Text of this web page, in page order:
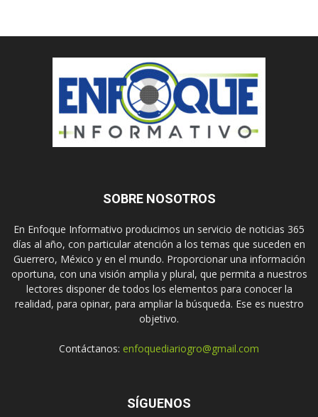
SOBRE NOSOTROS
En Enfoque Informativo producimos un servicio de noticias 365
días al año, con particular atención a los temas que suceden en
Guerrero, México y en el mundo. Proporcionar una información
oportuna, con una visión amplia y plural, que permita a nuestros
lectores disponer de todos los elementos para conocer la
realidad, para opinar, para ampliar la búsqueda. Ese es nuestro
objetivo.
Contáctanos: enfoquediariogro@gmail.com
SÍGUENOS